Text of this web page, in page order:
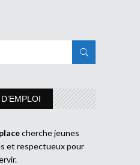
cherche jeunes
et respectueux pour